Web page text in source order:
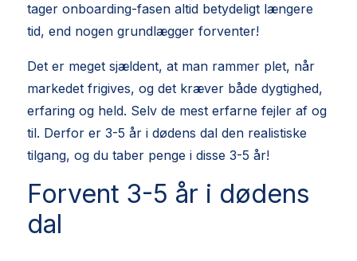
tager onboarding-fasen altid betydeligt længere
tid, end nogen grundlægger forventer!
Det er meget sjældent, at man rammer plet, når
markedet frigives, og det kræver både dygtighed,
erfaring og held. Selv de mest erfarne fejler af og
til. Derfor er 3-5 år i dødens dal den realistiske
tilgang, og du taber penge i disse 3-5 år!
Forvent 3-5 år i dødens
dal